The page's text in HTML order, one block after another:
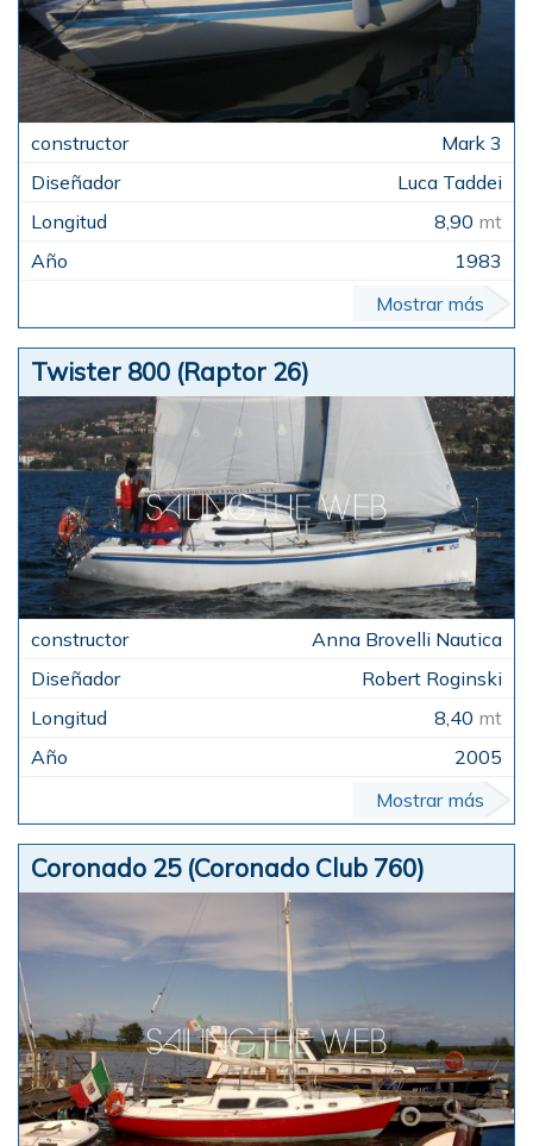
Mark 3
Luca Taddei
8,90 mt
1983
Mostrar más
Twister 800 (Raptor 26)
Anna Brovelli Nautica
Robert Roginski
8,40 mt
2005
Mostrar más
Coronado 25 (Coronado Club 760)